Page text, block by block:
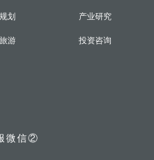
划
游
产业研究
投资咨询
微信②